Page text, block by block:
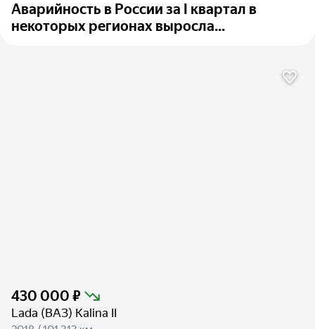
Аварийность в России за I квартал в
некоторых регионах выросла...
430 000 ₽
Lada (ВАЗ) Kalina II